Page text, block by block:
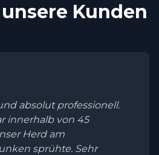
Kunden
absolut professionell.
innerhalb von 45
Herd am
sprühte. Sehr